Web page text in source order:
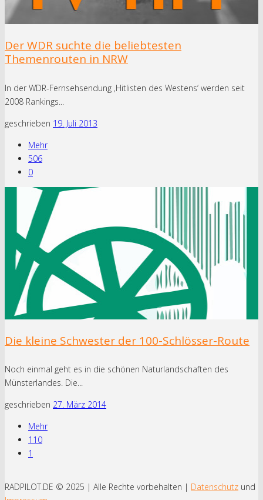
Der WDR suchte die beliebtesten
Themenrouten in NRW
In der WDR-Fernsehsendung ‚Hitlisten des Westens‘ werden seit
2008 Rankings...
geschrieben 19. Juli 2013
Mehr
506
0
Die kleine Schwester der 100-Schlösser-Route
Noch einmal geht es in die schönen Naturlandschaften des
Münsterlandes. Die...
geschrieben 27. März 2014
Mehr
110
1
RADPILOT.DE © 2025 | Alle Rechte vorbehalten | Datenschutz und